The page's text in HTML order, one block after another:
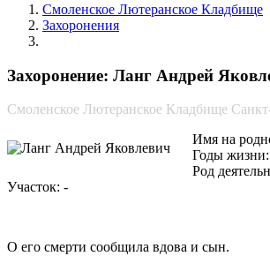
Смоленское Лютеранское Кладбище
Захоронения
Захоронение: Ланг Андрей
Смоленское Лютеранское Кладбище
Имя на
Годы жизни:
Род
Участок: -
О его смерти сообщила вдова и сын.